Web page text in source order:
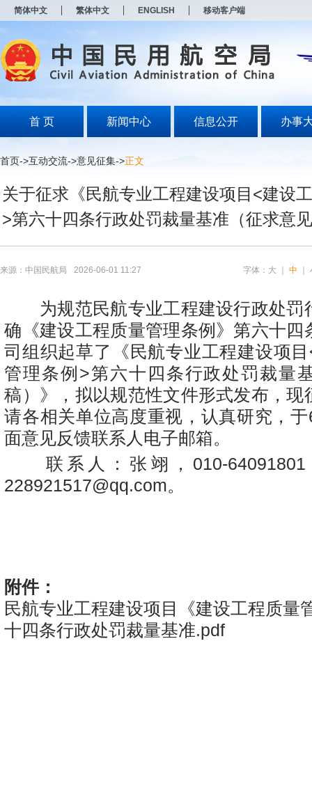
简体中文 繁体中文 ENGLISH 移动客户端
首 页 新闻中心 信息公开 办事
首页->互动交流->意见征集->正文
关于征求《民航专业工程建设项目<建设
>第六十四条行政处罚裁量基准（征求意
来源：中国民航局 2026-06-01 11:27 字体： 大 中
为规范民航专业工程建设行政处罚
确《建设工程质量管理条例》第六十四
司组织起草了《民航专业工程建设项
管理条例>第六十四条行政处罚裁量
稿）》，拟以规范性文件形式发布，现
请各相关单位高度重视，认真研究，
面意见反馈联系人电子邮箱。
联系人：张翊，010-64091801
228921517@qq.com。
附件：
民航专业工程建设项目《建设工程质量
十四条行政处罚裁量基准.pdf
打
开
无
障
说
按
Alt
波
浪
键
盲